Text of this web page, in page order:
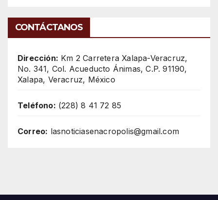
CONTÁCTANOS
Dirección: Km 2 Carretera Xalapa-Veracruz,
No. 341, Col. Acueducto Ánimas, C.P. 91190,
Xalapa, Veracruz, México
Teléfono: (228) 8 41 72 85
Correo: lasnoticiasenacropolis@gmail.com